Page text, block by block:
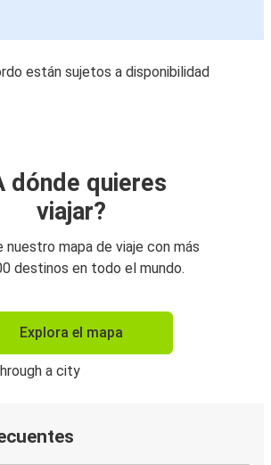
están sujetos a disponibilidad
dónde quieres
viajar?
nuestro mapa de viaje con más
destinos en todo el mundo.
Explora el mapa